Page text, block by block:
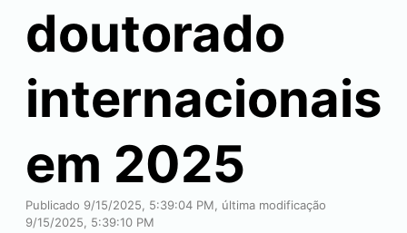
doutorado
internacionais
em 2025
Publicado 9/15/2025, 5:39:04 PM, última modificação
9/15/2025, 5:39:10 PM